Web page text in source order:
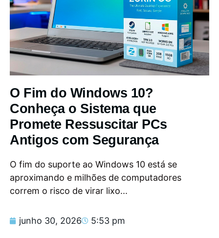
O Fim do Windows 10?
Conheça o Sistema que
Promete Ressuscitar PCs
Antigos com Segurança
O fim do suporte ao Windows 10 está se
aproximando e milhões de computadores
correm o risco de virar lixo...
junho 30, 2026 5:53 pm